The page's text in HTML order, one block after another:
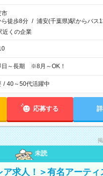
市
ら徒歩8分 / 浦安(千葉県)駅からバス
近くの企業
日～長期 ※8月～OK！
/ 40～50代活躍中
応募する
未読
ア求人！＞有名アーティ